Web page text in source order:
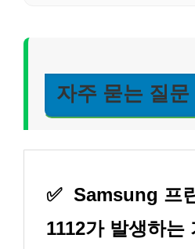
자주 묻는 질문
✅ Samsung 프
1112가 발생하는